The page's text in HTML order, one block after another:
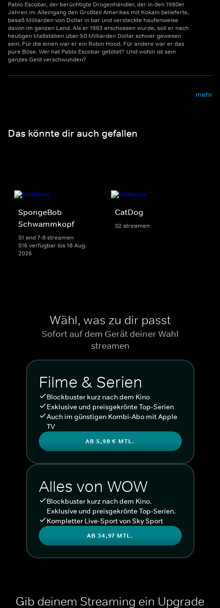
Pablo Escobar, der berüchtigte Drogenhändler, der in den 1980er
Jahren im Alleingang den Großteil Amerikas mit Kokain belieferte,
besaß Milliarden von Dollar in bar und versteckte haufenweise
davon im ganzen Land. Als er 1993 erschossen wurde, soll er nach
heutigen Maßstäben über 50 Milliarden Dollar schwer gewesen
sein. Für die einen war er ein Robin Hood. Für andere war er das
pure Böse. Wer hat Pablo Escobar getötet? Und wohin ist sein
ganzes Geld verschwunden?
mehr
Das könnte dir auch gefallen
SpongeBob
Schwammkopf
S1 and 7-8 streamen
S16 verfügbar bis 18 Aug.
2026
CatDog
S2 streamen
Wähl, was zu dir passt
Sofort auf dem Gerät deiner Wahl
streamen
Filme & Serien
Blockbuster kurz nach dem Kino
Exklusive und preisgekrönte Top-Serien
Auch im günstigen Kombi-Abo mit Apple
TV
AB 5,98 € MTL.
Alles von WOW
Blockbuster kurz nach dem Kino.
Exklusive und preisgekrönte Top-Serien.
Kompletter Live-Sport von Sky Sport
AB 34,97 MTL.
Gib deinem Streaming ein Upgrade